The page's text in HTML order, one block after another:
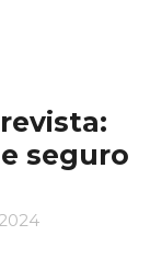
seguro